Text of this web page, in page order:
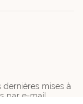
dernières mises à
par e-mail.